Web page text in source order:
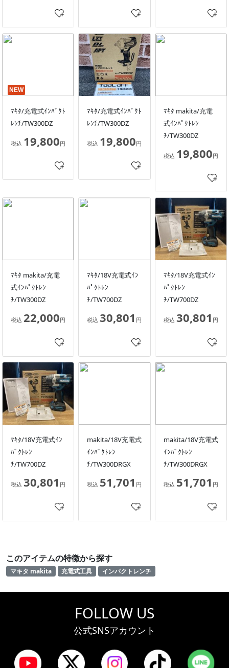
NEW
ﾏｷﾀ/充電式ｲﾝﾊﾟｸﾄ
ﾚﾝﾁ/TW300DZ
税込 19,800円
ﾏｷﾀ/充電式ｲﾝﾊﾟｸﾄ
ﾚﾝﾁ/TW300DZ
税込 19,800円
ﾏｷﾀ makita/充電
式ｲﾝﾊﾟｸﾄﾚﾝ
ﾁ/TW300DZ
税込 19,800円
ﾏｷﾀ makita/充電
式ｲﾝﾊﾟｸﾄﾚﾝ
ﾁ/TW300DZ
税込 22,000円
ﾏｷﾀ/18V充電式ｲﾝ
ﾊﾟｸﾄﾚﾝ
ﾁ/TW700DZ
税込30,801 円
ﾏｷﾀ/18V充電式ｲﾝ
ﾊﾟｸﾄﾚﾝ
ﾁ/TW700DZ
税込 30,801 円
ﾏｷﾀ/18V充電式ｲﾝ
ﾊﾟｸﾄﾚﾝ
ﾁ/TW700DZ
税込 30,801 円
makita/18V充電式
ｲﾝﾊﾟｸﾄﾚﾝ
ﾁ/TW300DRGX
税込 51,701 円
makita/18V充電式
ｲﾝﾊﾟｸﾄﾚﾝ
ﾁ/TW300DRGX
税込 51,701 円
このアイテムの特徴から探す
マキタ makita 充電式工具 インパクトレンチ
FOLLOW US
公式SNSアカウント